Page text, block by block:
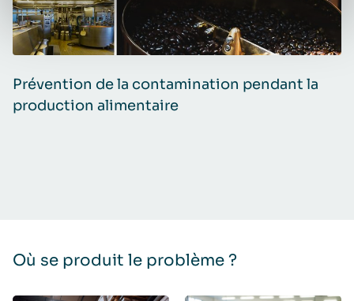
Prévention de la contamination pendant la
production alimentaire
Où se produit le problème ?